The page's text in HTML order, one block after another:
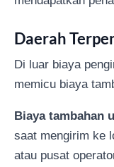
Daerah
Di luar biaya
memicu biaya
Biaya tambahan
saat mengirim ke
atau pusat